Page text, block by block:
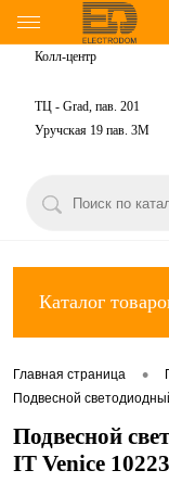
Колл-центр
ТЦ - Grad, пав. 201
Уручская 19 пав. 3М
Каталог
Главная страница •
Подвесной
Подвесной
IT Venice